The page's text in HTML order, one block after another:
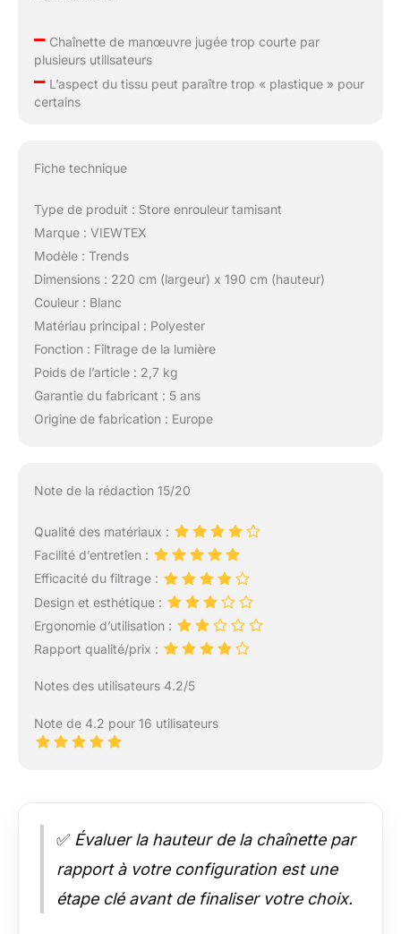
–Chaînette de manœuvre jugée trop courte par
plusieurs utilisateurs
–L’aspect du tissu peut paraître trop « plastique » pour
certains
Fiche technique
Type de produit : Store enrouleur tamisant
Marque : VIEWTEX
Modèle : Trends
Dimensions : 220 cm (largeur) x 190 cm (hauteur)
Couleur : Blanc
Matériau principal : Polyester
Fonction : Filtrage de la lumière
Poids de l’article : 2,7 kg
Garantie du fabricant : 5 ans
Origine de fabrication : Europe
Note de la rédaction 15/20
Qualité des matériaux :
Facilité d’entretien :
Efficacité du filtrage :
Design et esthétique :
Ergonomie d’utilisation :
Rapport qualité/prix :
Notes des utilisateurs 4.2/5
Note de 4.2 pour 16 utilisateurs
✅ Évaluer la hauteur de la chaînette par
rapport à votre configuration est une
étape clé avant de finaliser votre choix.